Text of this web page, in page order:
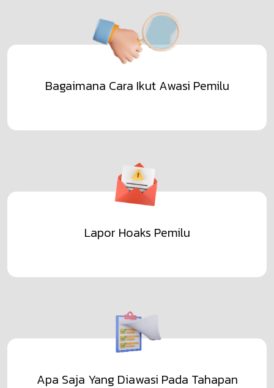
Bagaimana Cara Ikut Awasi Pemilu
Lapor Hoaks Pemilu
Apa Saja Yang Diawasi Pada Tahapan